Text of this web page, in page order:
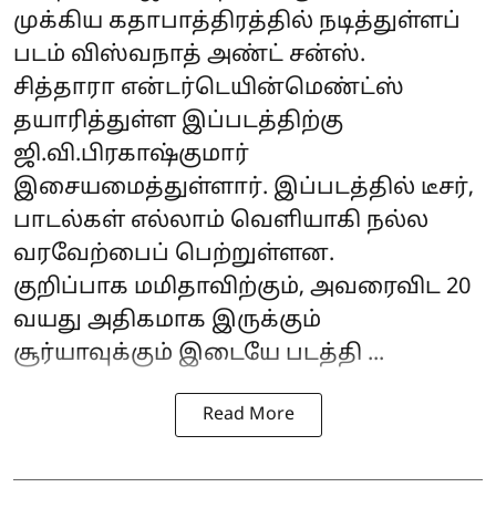
முக்கிய கதாபாத்திரத்தில் நடித்துள்ளப்
படம் விஸ்வநாத் அண்ட் சன்ஸ்.
சித்தாரா என்டர்டெயின்மெண்ட்ஸ்
தயாரித்துள்ள இப்படத்திற்கு
ஜி.வி.பிரகாஷ்குமார்
இசையமைத்துள்ளார். இப்படத்தில் டீசர்,
பாடல்கள் எல்லாம் வெளியாகி நல்ல
வரவேற்பைப் பெற்றுள்ளன.
குறிப்பாக மமிதாவிற்கும், அவரைவிட 20
வயது அதிகமாக இருக்கும்
சூர்யாவுக்கும் இடையே படத்தி ...
Read More